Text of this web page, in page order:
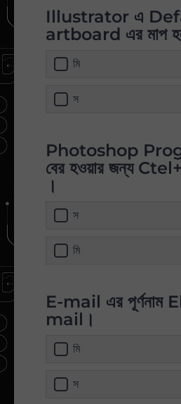
Illustrator এ
artboard এর মাপ
মি
স
Photoshop
বের হওয়ার জন্য
।
স
মি
E-mail এর পূর্ণনাম
mail।
মি
স